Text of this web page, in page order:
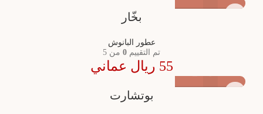
بخّار
عطور البانوش
تم التقييم 0 من 5
55 ريال عماني
بوتشارت